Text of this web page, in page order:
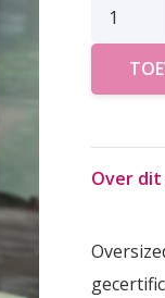
10DAYS
JURK
LOGO
Over